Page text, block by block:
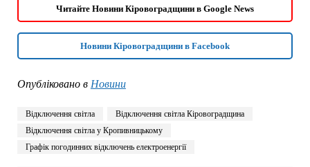
Читайте Новини Кіровоградщини в Google News
Новини Кіровоградщини в Facebook
Опубліковано в Новини
Відключення світла
Відключення світла Кіровоградщина
Відключення світла у Кропивницькому
Графік погодинних відключень електроенергії